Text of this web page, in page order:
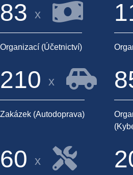
83 x
Organizací (účetnictví)
1
210 x
Zakázek (Autodoprava)
8
60 x 2